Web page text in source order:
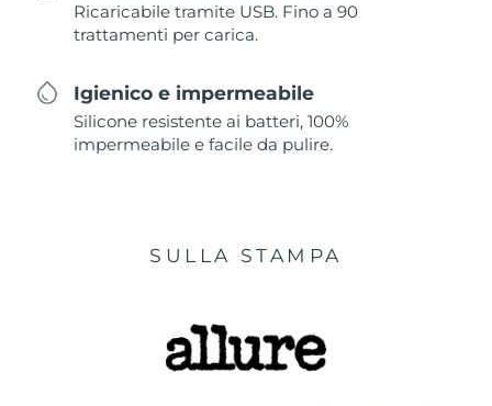
Ricaricabile tramite USB. Fino a 90
trattamenti per carica.
Igienico e impermeabile
Silicone resistente ai batteri, 100%
impermeabile e facile da pulire.
SULLA STAMPA